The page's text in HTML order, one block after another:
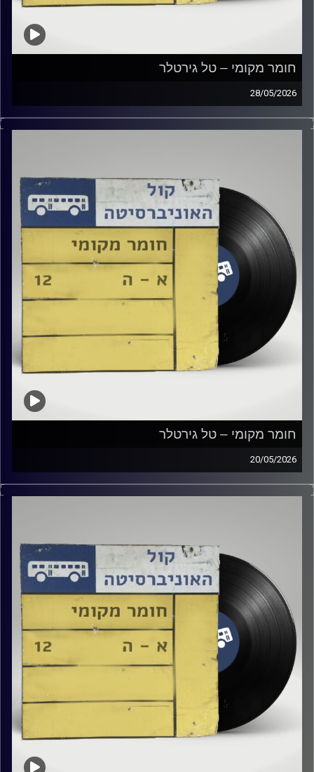
חומר מקומי – טל גירטלר
28/05/2026
שעה של מוזיקה ישראלית עם טל גירטלר
חומר מקומי – טל גירטלר
20/05/2026
שעה של מוזיקה ישראלית עם טל גירטלר